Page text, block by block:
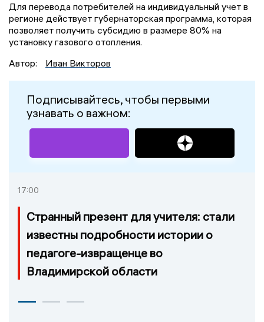
Для перевода потребителей на индивидуальный учет в
регионе действует губернаторская программа, которая
позволяет получить субсидию в размере 80% на
установку газового отопления.
Автор:
Иван Викторов
Подписывайтесь, чтобы первыми
узнавать о важном:
17:00
Странный презент для учителя: стали
известны подробности истории о
педагоге-извращенце во
Владимирской области